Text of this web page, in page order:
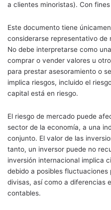
a clientes minoristas). Con
Este documento tiene
considerarse representativo de
No debe interpretarse como
comprar o vender valores u
para prestar asesoramiento o
implica riesgos, incluido el
capital está en riesgo.
El riesgo de mercado puede
sector de la economía, a una
conjunto. El valor de las
tanto, un inversor puede no
inversión internacional implica
debido a posibles
divisas, así como a diferencias
contables.